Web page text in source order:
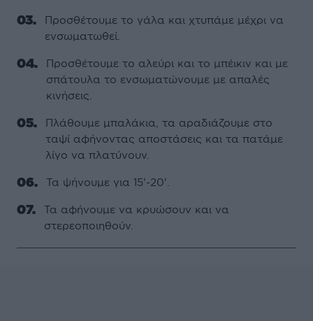
Προσθέτουμε το γάλα και χτυπάμε μέχρι να
ενσωματωθεί.
Προσθέτουμε το αλεύρι και το μπέικιν και με
σπάτουλα το ενσωματώνουμε με απαλές
κινήσεις.
Πλάθουμε μπαλάκια, τα αραδιάζουμε στο
ταψί αφήνοντας αποστάσεις και τα πατάμε
λίγο να πλατύνουν.
Τα ψήνουμε για 15'-20'.
Τα αφήνουμε να κρυώσουν και να
στερεοποιηθούν.